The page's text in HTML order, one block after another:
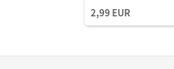
2,99 EUR